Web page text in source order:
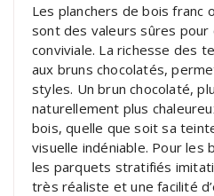
Les planchers de bois franc
sont des valeurs sûres pour
conviviale. La richesse des
aux bruns chocolatés,
styles. Un brun chocolaté,
naturellement plus
bois, quelle que soit sa
visuelle indéniable. Pour les
les parquets stratifiés
très réaliste et une facilité